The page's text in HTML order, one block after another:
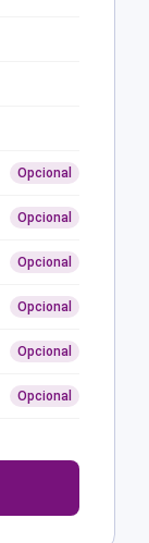
Opcional
Opcional
Opcional
Opcional
Opcional
Opcional